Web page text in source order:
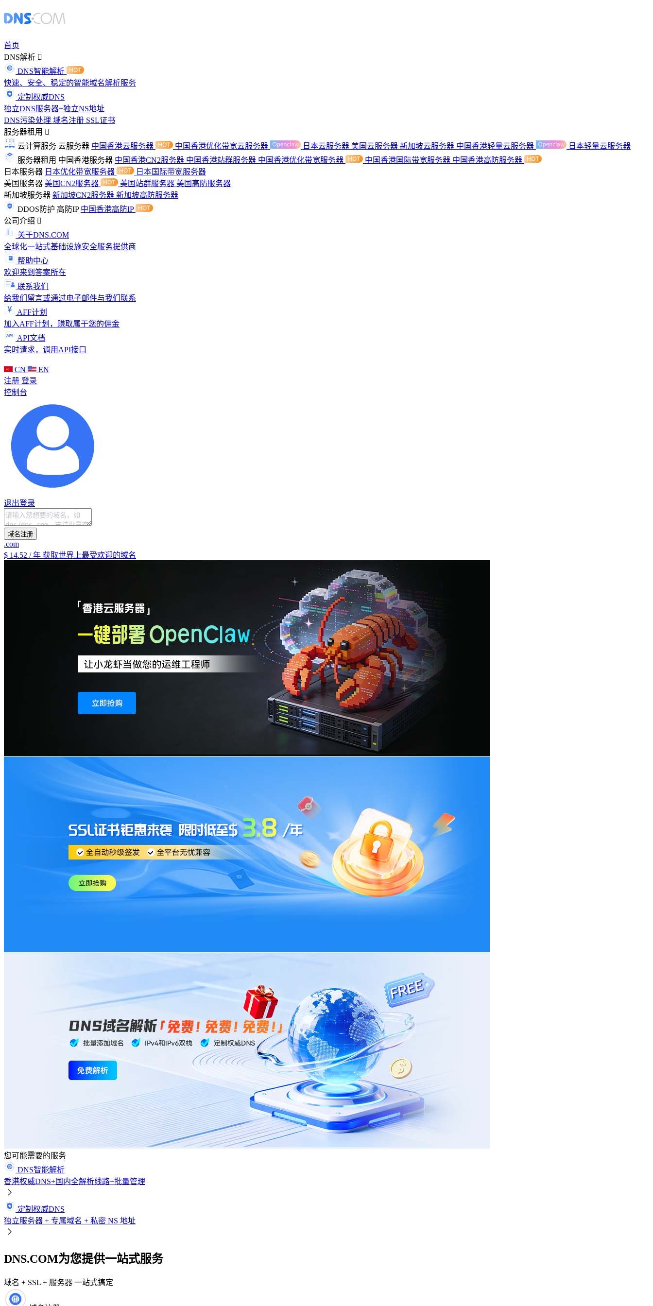
首页
DNS解析
DNS智能解析
快速、安全、稳定的智能域名解析服务
定制权威DNS
独立DNS服务器+独立NS地址
DNS污染处理 域名注册 SSL证书
服务器租用
云计算服务 云服务器 中国香港云服务器 中国香港优化带宽云服务器 日本云服务器 美国云服务器 新加坡云服务器 中国香港轻量云服务器
日本轻量云服务器
服务器租用 中国香港服务器 中国香港CN2服务器 中国香港站群服务器 中国香港优化带宽服务器 中国香港国际带宽服务器 中国香港高防服务器
日本服务器 日本优化带宽服务器
日本国际带宽服务器
美国服务器 美国CN2服务器 美国站群服务器 美国高防服务器
新加坡服务器 新加坡CN2服务器 新加坡高防服务器
DDOS防护 高防IP 中国香港高防IP
公司介绍
关于DNS.COM
全球化一站式基础设施安全服务提供商
帮助中心
欢迎来到答案所在
联系我们
给我们留言或通过电子邮件与我们联系
AFF计划
加入AFF计划，赚取属于您的佣金
API文档
实时请求，调用API接口
CN
EN
注册 登录
控制台
退出登录
域名注册
.com
$ 14.52 / 年 获取世界上最受欢迎的域名
您可能需要的服务
DNS智能解析
香港权威DNS+国内全解析线路+批量管理
定制权威DNS
独立服务器 + 专属域名 + 私密 NS 地址
DNS.COM为您提供一站式服务
域名 + SSL + 服务器 一站式搞定